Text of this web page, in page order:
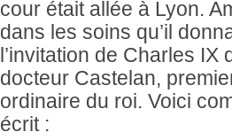
cour était allée à Lyon.
dans les soins qu’il
l’invitation de Charles IX
docteur Castelan,
ordinaire du roi. Voici
écrit :